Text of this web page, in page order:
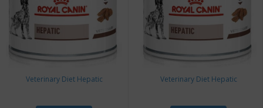
Veterinary Diet Hepatic Veterinary Diet Hepatic